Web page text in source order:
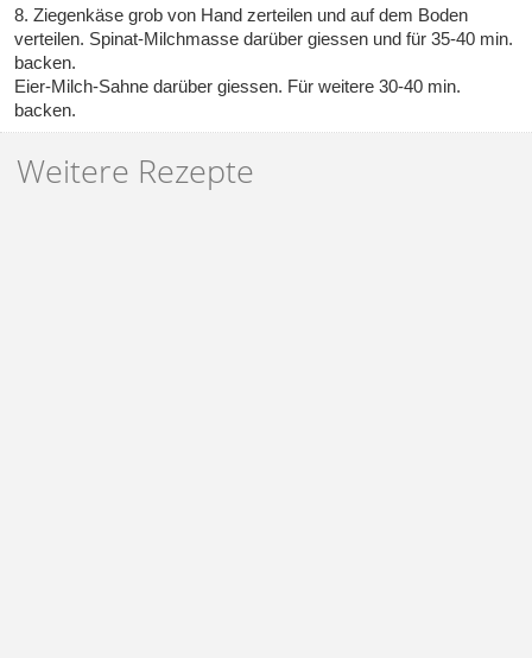
8. Ziegenkäse grob von Hand zerteilen und auf dem Boden
verteilen. Spinat-Milchmasse darüber giessen und für 35-40 min.
backen.
Eier-Milch-Sahne darüber giessen. Für weitere 30-40 min.
backen.
Weitere Rezepte